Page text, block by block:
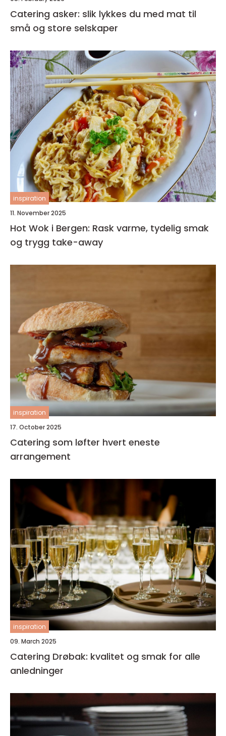
Catering asker: slik lykkes du med mat til
små og store selskaper
inspiration
11. November 2025
Hot Wok i Bergen: Rask varme, tydelig smak
og trygg take-away
inspiration
17. October 2025
Catering som løfter hvert eneste
arrangement
inspiration
09. March 2025
Catering Drøbak: kvalitet og smak for alle
anledninger